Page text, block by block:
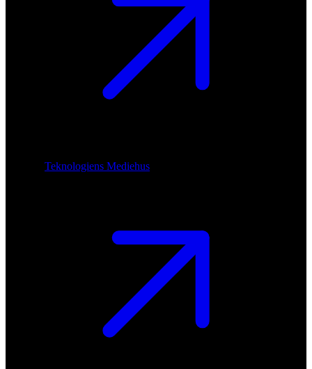
Teknologiens Mediehus